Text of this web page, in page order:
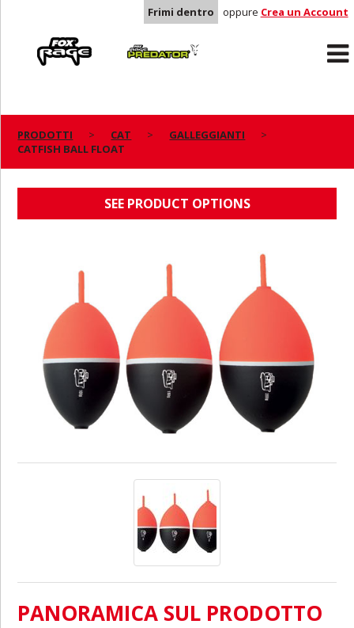
Frimi dentro oppure Crea un Account
Predator
PRODOTTI CAT
GALLEGGIANTI
CATFISH BALL FLOAT
SEE PRODUCT OPTIONS
PANORAMICA SUL PRODOTTO